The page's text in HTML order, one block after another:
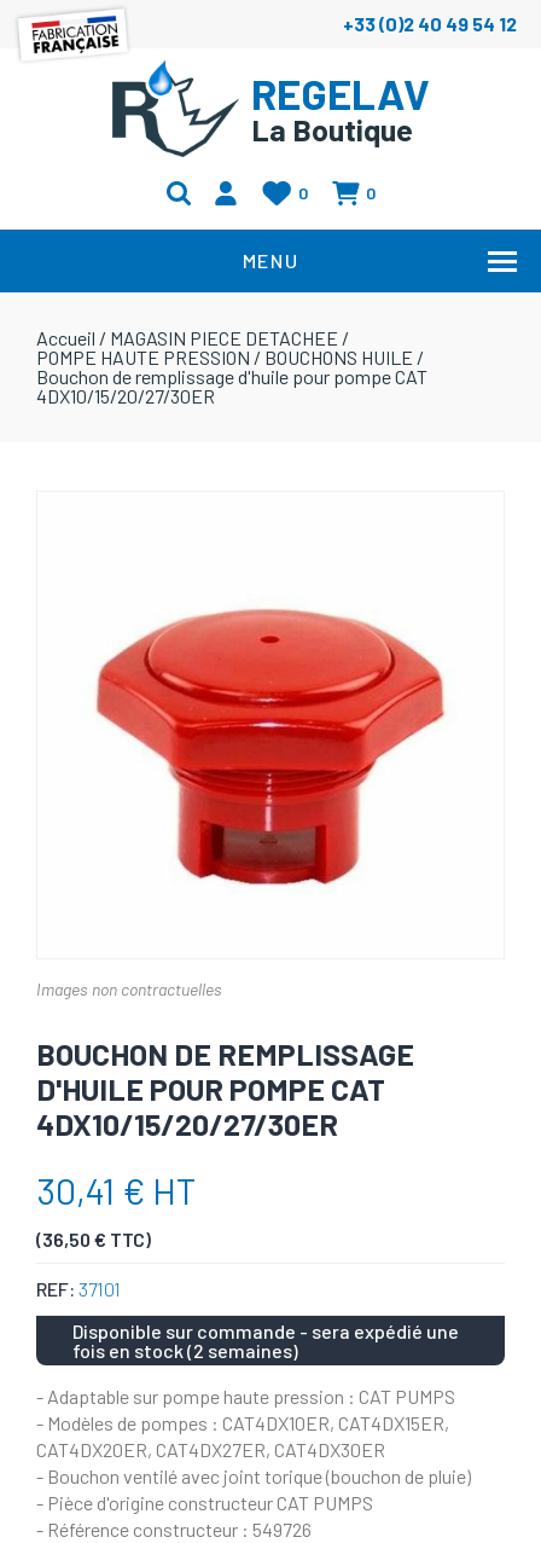
+33 (0)2 40 49 54 12
REGELAV
La Boutique
0 0
MENU
Accueil / MAGASIN PIECE DETACHEE /
POMPE HAUTE PRESSION / BOUCHONS HUILE /
Bouchon de remplissage d'huile pour pompe CAT
4DX10/15/20/27/30ER
Images non contractuelles
BOUCHON DE REMPLISSAGE
D'HUILE POUR POMPE CAT
4DX10/15/20/27/30ER
30,41 € HT
(36,50 € TTC)
REF: 37101
Disponible sur commande - sera expédié une
fois en stock (2 semaines)
- Adaptable sur pompe haute pression : CAT PUMPS
- Modèles de pompes : CAT4DX10ER, CAT4DX15ER,
CAT4DX20ER, CAT4DX27ER, CAT4DX30ER
- Bouchon ventilé avec joint torique (bouchon de pluie)
- Pièce d'origine constructeur CAT PUMPS
- Référence constructeur : 549726